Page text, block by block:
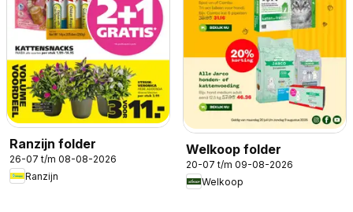
Ranzijn folder
26-07 t/m 08-08-2026
Ranzijn
Welkoop folder
20-07 t/m 09-08-2026
Welkoop